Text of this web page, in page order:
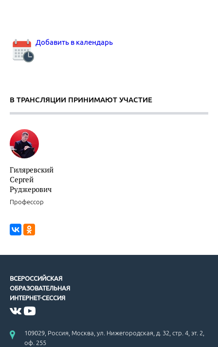
Добавить в календарь
В ТРАНСЛЯЦИИ ПРИНИМАЮТ УЧАСТИЕ
Гиляревский
Сергей
Руджерович
Профессор
ВСЕРОССИЙСКАЯ
ОБРАЗОВАТЕЛЬНАЯ
ИНТЕРНЕТ-СЕССИЯ
109029, Россия, Москва, ул. Нижегородская, д. 32, стр. 4, эт. 2,
оф. 255